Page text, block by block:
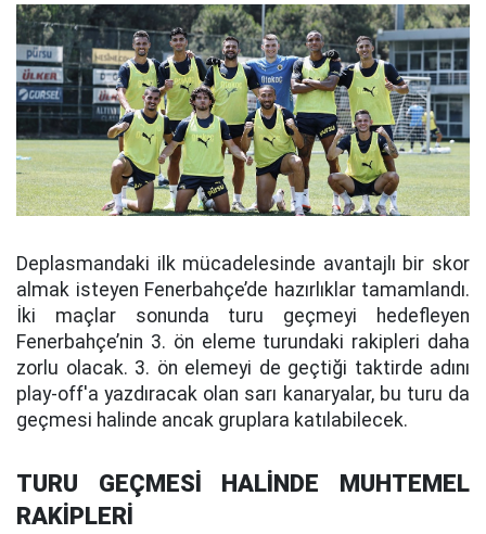
Deplasmandaki ilk mücadelesinde avantajlı bir skor
almak isteyen Fenerbahçe’de hazırlıklar tamamlandı.
İki maçlar sonunda turu geçmeyi hedefleyen
Fenerbahçe’nin 3. ön eleme turundaki rakipleri daha
zorlu olacak. 3. ön elemeyi de geçtiği taktirde adını
play-off'a yazdıracak olan sarı kanaryalar, bu turu da
geçmesi halinde ancak gruplara katılabilecek.
TURU GEÇMESİ HALİNDE MUHTEMEL
RAKİPLERİ